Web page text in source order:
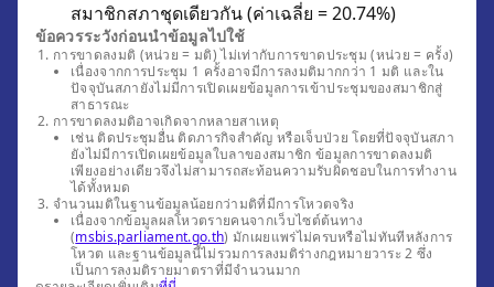
สมาชิกสภาชุดเดียวกัน (ค่าเฉลี่ย = 20.74%)
ข้อควรระวังก่อนนำข้อมูลไปใช้
การขาดลงมติ (หน่วย = มติ) ไม่เท่ากับการขาดประชุม (หน่วย = ครั้ง)
เนื่องจากการประชุม 1 ครั้งอาจมีการลงมติมากกว่า 1 มติ และใน
ปัจจุบันสภายังไม่มีการเปิดเผยข้อมูลการเข้าประชุมของสมาชิกสู่
สาธารณะ
การขาดลงมติอาจเกิดจากหลายสาเหตุ
เช่น ติดประชุมอื่น ติดภารกิจสำคัญ หรือเจ็บป่วย โดยที่ปัจจุบันสภา
ยังไม่มีการเปิดเผยข้อมูลใบลาของสมาชิก ข้อมูลการขาดลงมติ
เพียงอย่างเดียวจึงไม่สามารถสะท้อนความรับผิดชอบในการทำงาน
ได้ทั้งหมด
จำนวนมติในฐานข้อมูลน้อยกว่ามติที่มีการโหวตจริง
เนื่องจากข้อมูลผลโหวตรายคนจากเว็บไซต์ต้นทาง
(msbis.parliament.go.th) มักเผยแพร่ไม่ครบหรือไม่ทันทีหลังการ
โหวต และฐานข้อมูลนี้ไม่รวมการลงมติร่างกฎหมายวาระ 2 ซึ่ง
เป็นการลงมติรายมาตราที่มีจำนวนมาก